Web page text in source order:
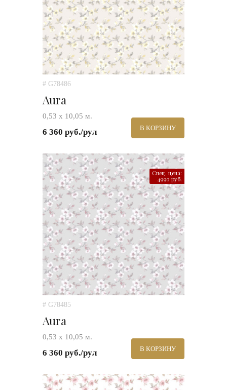
# G78486
Aura
0,53 х 10,05 м.
6 360 руб./рул В КОРЗИНУ
Спец. цена:
4990 руб.
# G78485
Aura
0,53 х 10,05 м.
6 360 руб./рул В КОРЗИНУ